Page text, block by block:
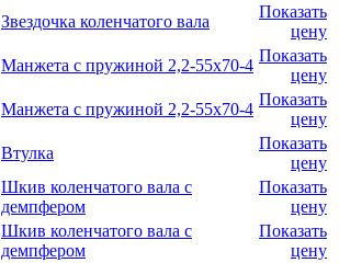
Звездочка коленчатого вала
Показать
цену
Манжета с пружиной 2,2-55x70-4
Показать
цену
Манжета с пружиной 2,2-55x70-4
Показать
цену
Втулка
Показать
цену
Шкив коленчатого вала с
демпфером
Показать
цену
Шкив коленчатого вала с
демпфером
Показать
цену